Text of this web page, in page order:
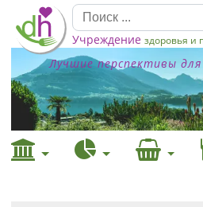
Учреждение здоровья и
Лучшие перспективы